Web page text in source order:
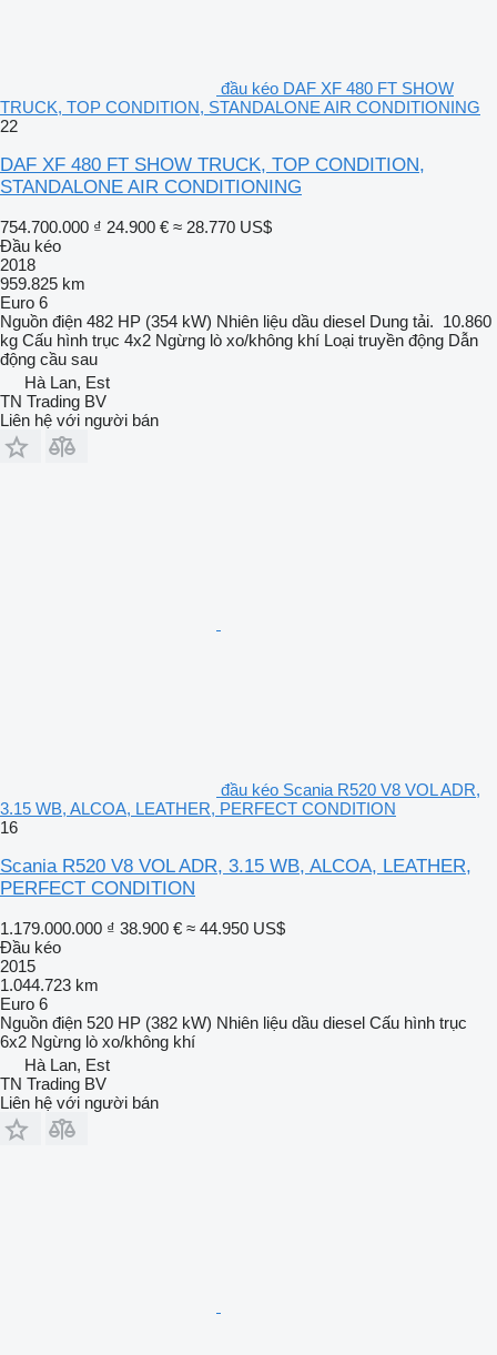
đầu kéo DAF XF 480 FT SHOW
TRUCK, TOP CONDITION, STANDALONE AIR CONDITIONING
22
DAF XF 480 FT SHOW TRUCK, TOP CONDITION,
STANDALONE AIR CONDITIONING
754.700.000 ₫ 24.900 € ≈ 28.770 US$
Đầu kéo
2018
959.825 km
Euro 6
Nguồn điện 482 HP (354 kW) Nhiên liệu dầu diesel Dung tải. 10.860
kg Cấu hình trục 4x2 Ngừng lò xo/không khí Loại truyền động Dẫn
động cầu sau
Hà Lan, Est
TN Trading BV
Liên hệ với người bán
đầu kéo Scania R520 V8 VOL ADR,
3.15 WB, ALCOA, LEATHER, PERFECT CONDITION
16
Scania R520 V8 VOL ADR, 3.15 WB, ALCOA, LEATHER,
PERFECT CONDITION
1.179.000.000 ₫ 38.900 € ≈ 44.950 US$
Đầu kéo
2015
1.044.723 km
Euro 6
Nguồn điện 520 HP (382 kW) Nhiên liệu dầu diesel Cấu hình trục
6x2 Ngừng lò xo/không khí
Hà Lan, Est
TN Trading BV
Liên hệ với người bán